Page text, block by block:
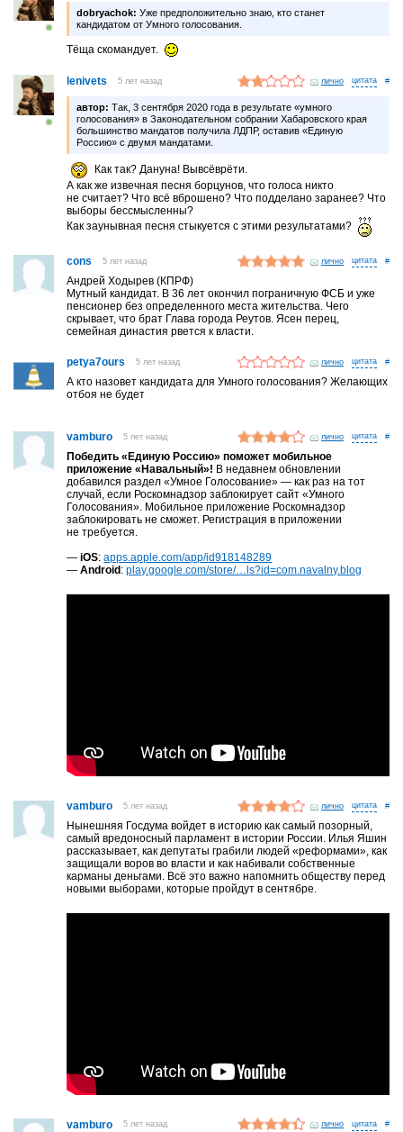
dobryachok: Уже предположительно знаю, кто станет
кандидатом от Умного голосования.
Тёща скомандует.
lenivets 5 лет назад лично #
автор: Так, 3 сентября 2020 года в результате «умного
голосования» в Законодательном собрании Хабаровского края
большинство мандатов получила ЛДПР, оставив «Единую
Россию» с двумя мандатами.
Как так? Дануна! Вывсёврёти.
А как же извечная песня борцунов, что голоса никто
не считает? Что всё вброшено? Что подделано заранее? Что
выборы бессмысленны?
Как заунывная песня стыкуется с этими результатами?
cons 5 лет назад лично #
Андрей Ходырев (КПРФ)
Мутный кандидат. В 36 лет окончил пограничную ФСБ и уже
пенсионер без определенного места жительства. Чего
скрывает, что брат Глава города Реутов. Ясен перец,
семейная династия рвется к власти.
petya7ours 5 лет назад лично #
А кто назовет кандидата для Умного голосования? Желающих
отбоя не будет
vamburo 5 лет назад лично #
Победить «Единую Россию» поможет мобильное
приложение «Навальный»! В недавнем обновлении
добавился раздел «Умное Голосование» — как раз на тот
случай, если Роскомнадзор заблокирует сайт «Умного
Голосования». Мобильное приложение Роскомнадзор
заблокировать не сможет. Регистрация в приложении
не требуется.
—iOS:apps.apple.com/app/id918148289
—Android :play.google.com/store/…ls?id=com.navalny.blog
vamburo 5 лет назад лично #
Нынешняя Госдума войдет в историю как самый позорный,
самый вредоносный парламент в истории России. Илья Яшин
рассказывает, как депутаты грабили людей «реформами», как
защищали воров во власти и как набивали собственные
карманы деньгами. Всё это важно напомнить обществу перед
новыми выборами, которые пройдут в сентябре.
vamburo 5 лет назад лично #